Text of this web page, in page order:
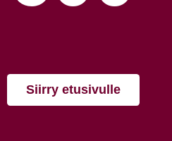
Siirry etusivulle